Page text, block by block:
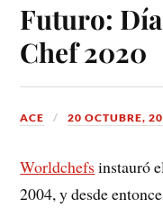
Futuro:
Chef 2020
ACE 20 OCTUBRE,
Worldchefs instauró
2004, y desde